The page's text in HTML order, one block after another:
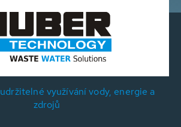
využívání vody, energie a
zdrojů